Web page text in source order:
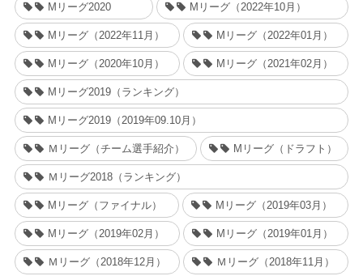
Mリーグ2020 Mリーグ（2022年10月）
Mリーグ（2022年11月） Mリーグ（2022年01月）
Mリーグ（2020年10月） Mリーグ（2021年02月）
Mリーグ2019（ランキング）
Mリーグ2019（2019年09.10月）
Ｍリーグ（チーム選手紹介） Mリーグ（ドラフト）
Ｍリーグ2018（ランキング）
Mリーグ（ファイナル） Mリーグ（2019年03月）
Mリーグ（2019年02月） Mリーグ（2019年01月）
Ｍリーグ（2018年12月） Ｍリーグ（2018年11月）